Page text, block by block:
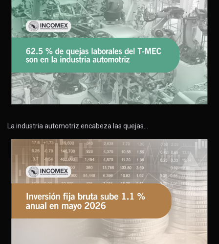
La industria automotriz encabeza las quejas…